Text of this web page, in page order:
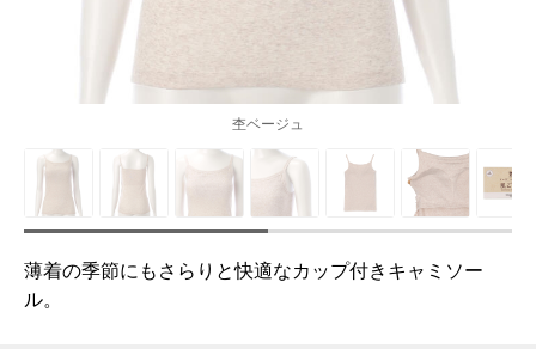
杢ベージュ
薄着の季節にもさらりと快適なカップ付きキャミソー
ル。